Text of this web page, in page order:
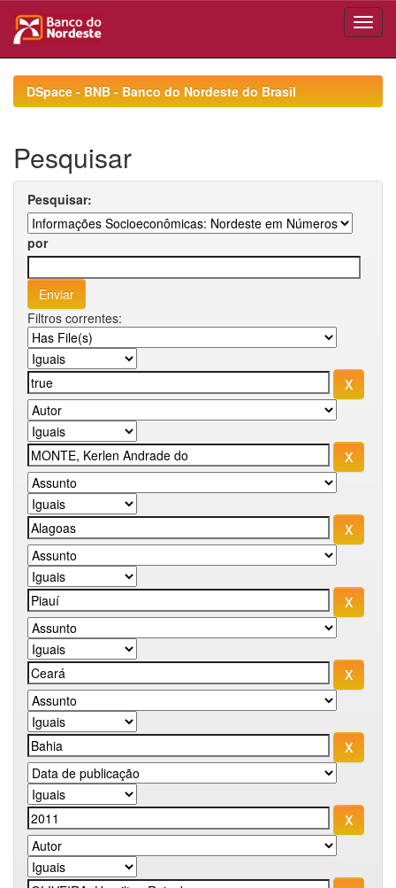
navigationDSpace - BNB - Banco do Nordeste do Brasil
Pesquisar
Pesquisar:
por
Filtros correntes: